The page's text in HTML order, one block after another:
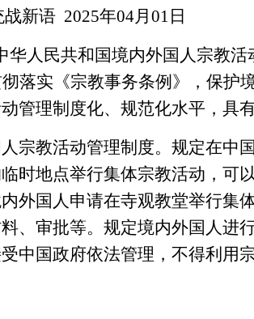
战新语 2025年04月01日
华人民共和国境内外国人宗教
落实《宗教事务条例》，保护
管理制度化、规范化水平，具有
宗教活动管理制度。规定在中
时地点举行集体宗教活动，可
外国人申请在寺观教堂举行集
、审批等。规定境内外国人进
中国政府依法管理，不得利用